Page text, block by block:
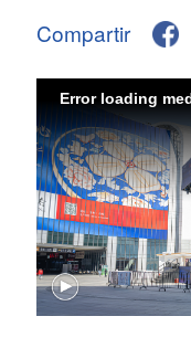
Compartir
Error loading